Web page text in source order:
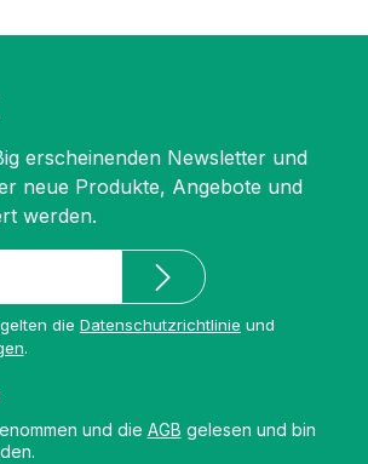
erscheinenden Newsletter und
neue Produkte, Angebote und
werden.
die Datenschutzrichtlinie und
.
und die AGB gelesen und bin